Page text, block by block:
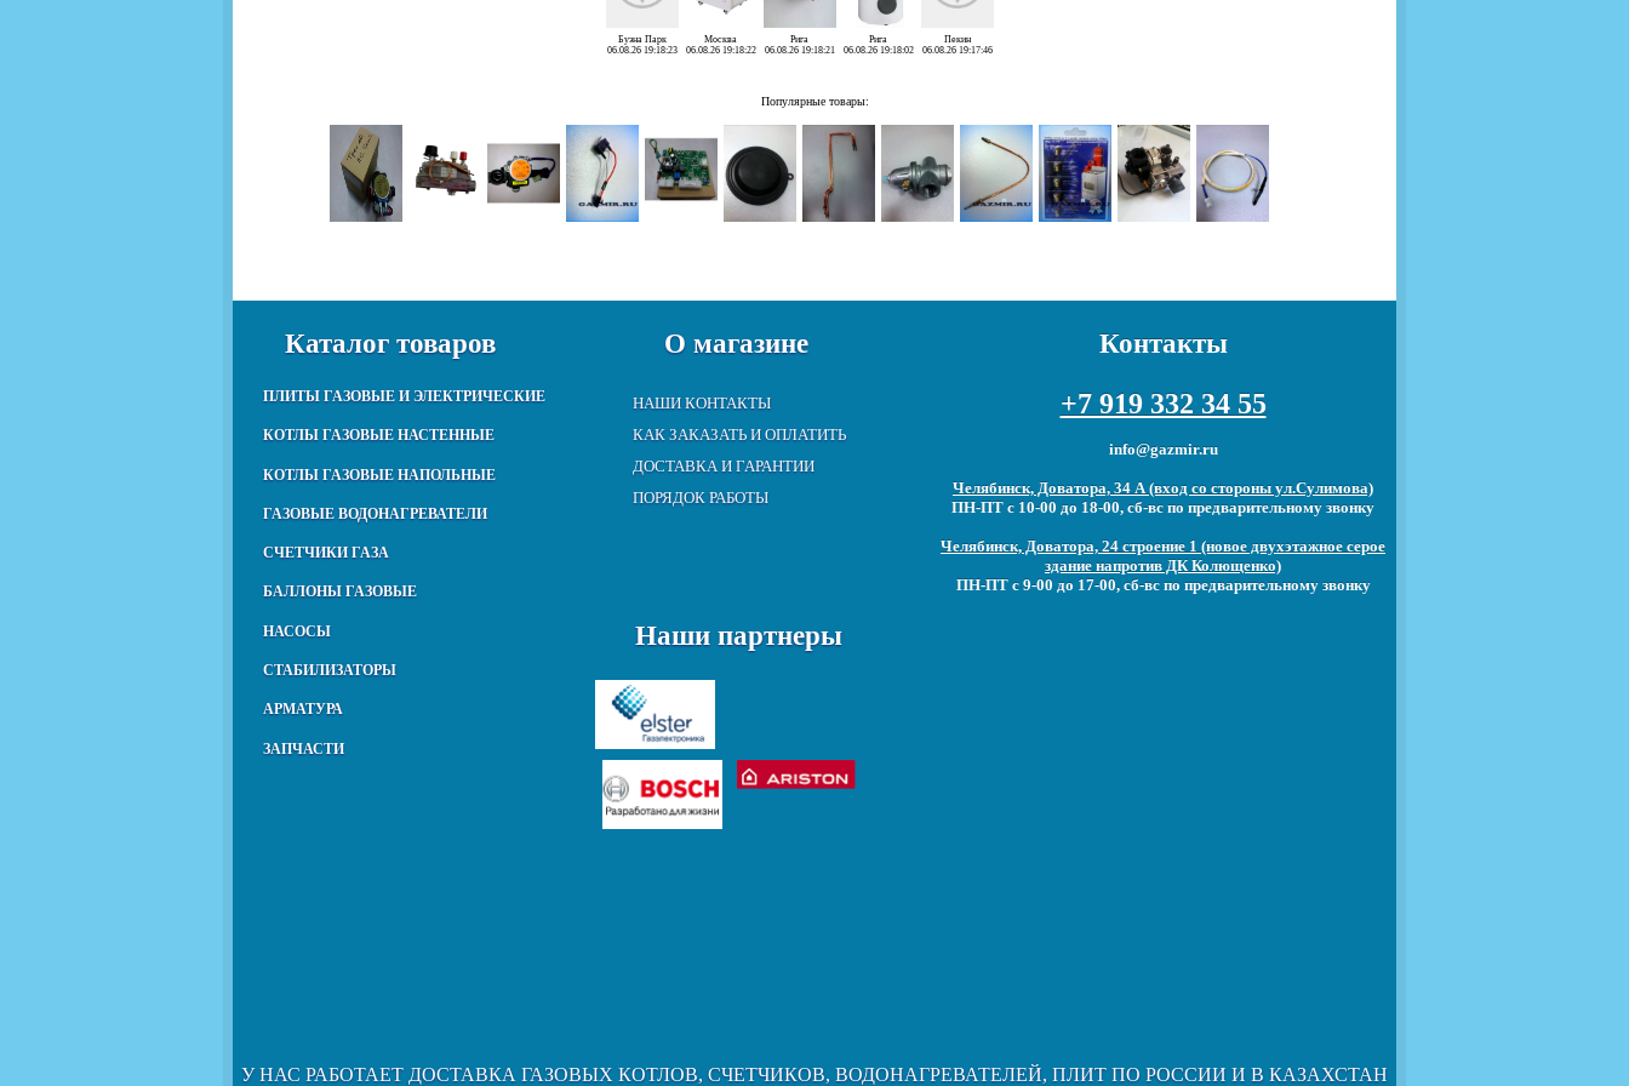
Буэна Парк
06.08.26 19:18:23
Москва
06.08.26 19:18:22
Рига
06.08.26 19:18:21
Рига
06.08.26 19:18:02
Пекин
06.08.26 19:17:46
Популярные товары:
Каталог товаров
ПЛИТЫ ГАЗОВЫЕ И ЭЛЕКТРИЧЕСКИЕ
КОТЛЫ ГАЗОВЫЕ НАСТЕННЫЕ
КОТЛЫ ГАЗОВЫЕ НАПОЛЬНЫЕ
ГАЗОВЫЕ ВОДОНАГРЕВАТЕЛИ
СЧЕТЧИКИ ГАЗА
БАЛЛОНЫ ГАЗОВЫЕ
НАСОСЫ
СТАБИЛИЗАТОРЫ
АРМАТУРА
ЗАПЧАСТИ
О магазине
НАШИ КОНТАКТЫ
КАК ЗАКАЗАТЬ И ОПЛАТИТЬ
ДОСТАВКА И ГАРАНТИИ
ПОРЯДОК РАБОТЫ
Наши партнеры
Контакты
+7 919 332 34 55
info@gazmir.ru
Челябинск, Доватора, 34 А (вход со стороны ул.Сулимова)
ПН-ПТ с 10-00 до 18-00, сб-вс по предварительному звонку
Челябинск, Доватора, 24 строение 1 (новое двухэтажное серое
здание напротив ДК Колющенко)
ПН-ПТ с 9-00 до 17-00, сб-вс по предварительному звонку
У НАС РАБОТАЕТ ДОСТАВКА ГАЗОВЫХ КОТЛОВ, СЧЕТЧИКОВ, ВОДОНАГРЕВАТЕЛЕЙ, ПЛИТ ПО РОССИИ И В КАЗАХСТАН